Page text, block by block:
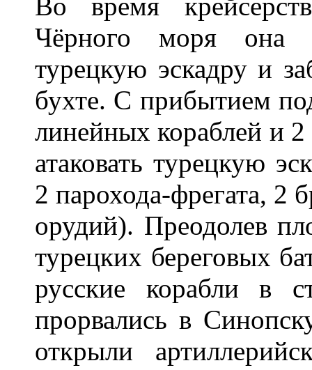
Чёрного моря она
турецкую эскадру и
бухте. С прибытием
линейных кораблей и
атаковать турецкую
2 парохода-фрегата, 2
орудий). Преодолев
турецких береговых
русские корабли в
прорвались в
открыли